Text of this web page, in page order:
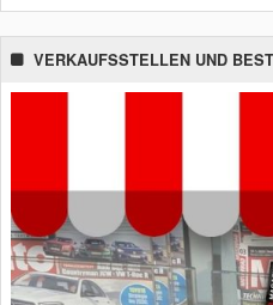
VERKAUFSSTELLEN UND